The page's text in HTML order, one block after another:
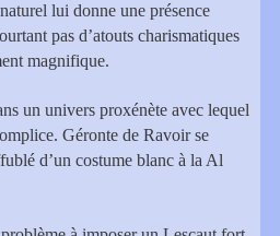
lui donne une présence
pas d’atouts charismatiques
magnifique.
un univers proxénète avec lequel
Géronte de Ravoir se
d’un costume blanc à la Al